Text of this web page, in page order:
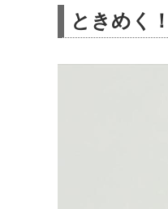
ときめく